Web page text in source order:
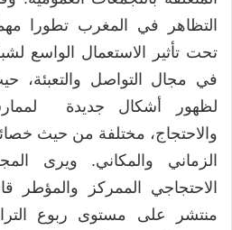
التظاهر في المغرب تطورا
تحت تأثير الاستعمال الواسع
في مجال التواصل
لظهور أشكال جديدة
والاحتجاج، مختلفة من حيث
الزماني والمكاني. ويرى
الاحتجاجي الممركز والمؤطر
منتشر على مستوى ربوع